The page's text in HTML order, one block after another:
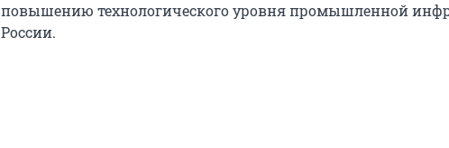
повышению технологического уровня промышленной
России.